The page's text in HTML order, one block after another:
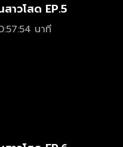
สาวโสด EP.5
นาที